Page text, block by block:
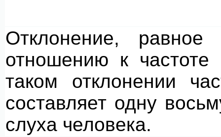
Отклонение,
отношению к
таком отклонении
составляет одну
слуха человека.